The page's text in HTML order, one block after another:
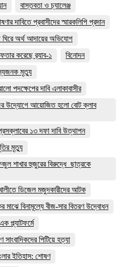
বাস্তবতা ও চ্যালেঞ্জ
দাবিতে প্রবাসীদের স্মারকলিপি প্রদান
ঘিরে অর্থ আদায়ের অভিযোগ
করেছে র‌্যাব-১
বিনোদন
মৃত্যু
পদক্ষেপের দাবি এলাকাবাসীর
উদ্যোগে আয়োজিত হলো বোট ক্লাব
১৩ দফা দাবি উত্থাপন
মৃত্যু
শাখার হুজুরের বিরুদ্ধে ছাত্রকে
ডিজেল মজুদকারীদের আটক
মাঝে বিনামূল্যে বীজ-সার বিতরণ উদ্বোধন
প্ল্যাটফর্মে
পিটিয়ে হত্যা
ইতিহাস: শোষণ